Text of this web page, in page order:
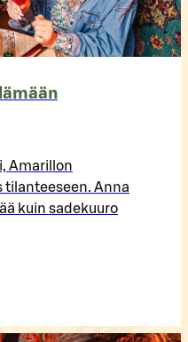
Amarillon
tilanteeseen. Anna
kuin sadekuuro